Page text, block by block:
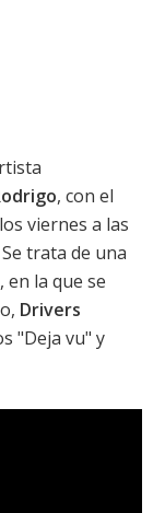
, con el
viernes a las
trata de una
, en la que se
Drivers
"Deja vu" y